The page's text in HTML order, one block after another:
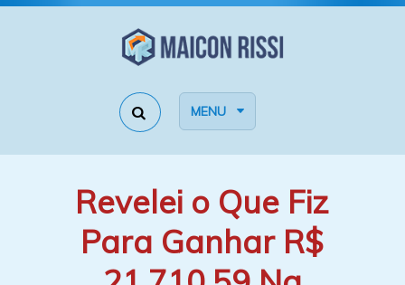
MENU
Revelei o Que Fiz
Para Ganhar R$